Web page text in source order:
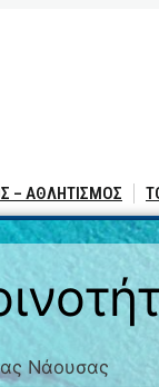
– ΑΘΛΗΤΙΣΜΟΣ
Νάουσας